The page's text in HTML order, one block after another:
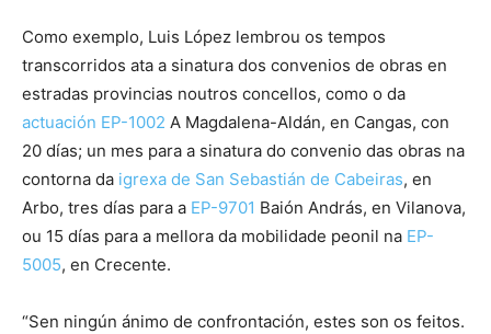
Como exemplo, Luis López lembrou os tempos
transcorridos ata a sinatura dos convenios de obras en
estradas provincias noutros concellos, como o da
actuación EP-1002 A Magdalena-Aldán, en Cangas, con
20 días; un mes para a sinatura do convenio das obras na
contorna da igrexa de San Sebastián de Cabeiras, en
Arbo, tres días para a EP-9701 Baión András, en Vilanova,
ou 15 días para a mellora da mobilidade peonil na EP-
5005, en Crecente.
“Sen ningún ánimo de confrontación, estes son os feitos.